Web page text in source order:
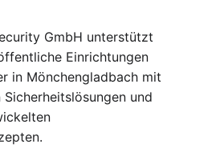
GmbH unterstützt
Einrichtungen
in Mönchengladbach mit
und